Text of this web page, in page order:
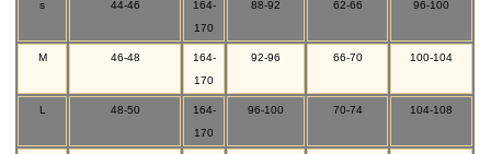
s 44-46
164-
170
88-92 62-66 96-100
M 46-48
164-
170
92-96 66-70 100-104
L 48-50
164-
170
96-100 70-74 104-108